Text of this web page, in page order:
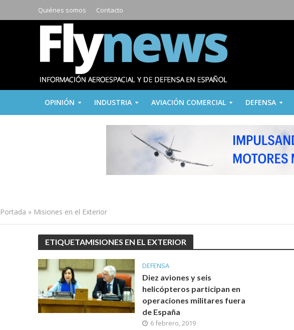
Quiénes somos Contacto
OPINIÓN INDUSTRIA AVIACIÓN COMERCIAL DEFENSA
Portada » Misiones en el Exterior
ETIQUETAMISIONES EN EL EXTERIOR
DEFENSA
Diez aviones y seis
helicópteros participan en
operaciones militares fuera
de España
6 febrero, 2019